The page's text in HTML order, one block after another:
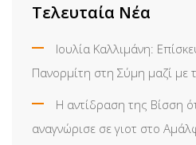
Τελευταία Νέα
Ιουλία Καλλιμάνη:
Πανορμίτη στη Σύμη μαζί με
Η αντίδραση της Βίσση
αναγνώρισε σε γιοτ στο